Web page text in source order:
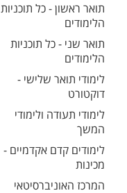
תואר ראשון - כל תוכניות
הלימודים
תואר שני - כל תוכניות
הלימודים
לימודי תואר שלישי -
דוקטורט
לימודי תעודה ולימודי
המשך
לימודים קדם אקדמיים -
מכינות
המרכז האוניברסיטאי